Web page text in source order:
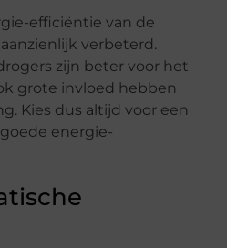
efficiëntie van de
verbeterd.
zijn beter voor het
grote invloed hebben
Kies dus altijd voor een
energie-